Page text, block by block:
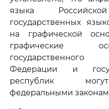
языка
государственных
на графической
графические
Федерации и
республик
федеральными